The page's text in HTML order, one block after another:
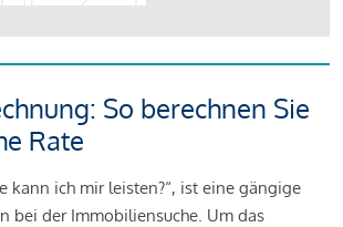
So berechnen Sie
Rate
kann ich mir leisten?“, ist eine gängige
bei der Immobiliensuche. Um das